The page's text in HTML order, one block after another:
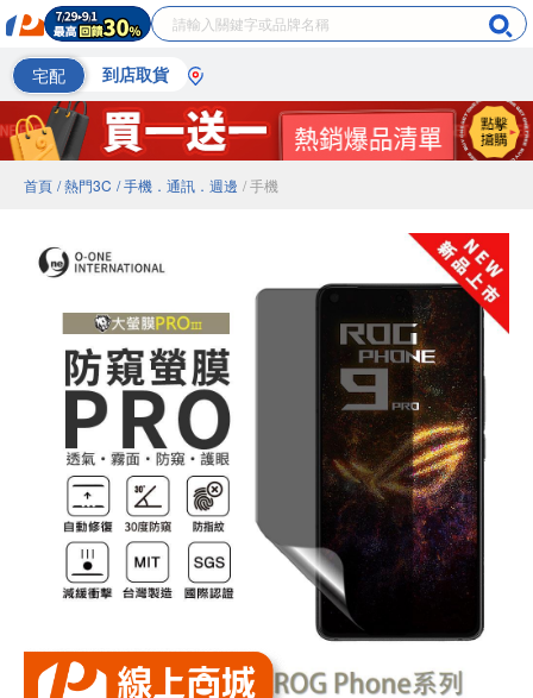
宅配 到店取貨
首頁 / 熱門3C / 手機．通訊．週邊 / 手機